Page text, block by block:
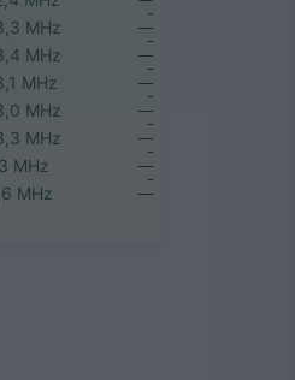
MHz
MHz
MHz
MHz
MHz
MHz
MHz